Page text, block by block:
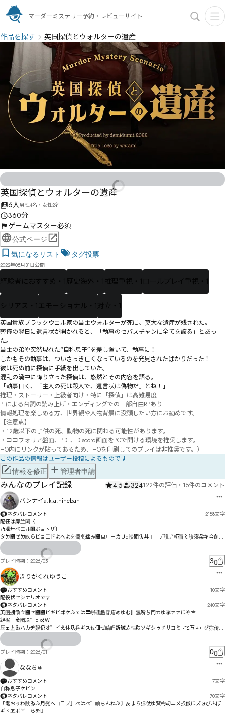
マーダーミステリー予約・レビューサイト
作品を探す 英国探偵とウォルターの遺産
英国探偵とウォルターの遺産
6人男性4名・女性2名
360分
ゲームマスター必須
公式ページ
気になるリスト
タグ投票
2022年05月31日公開
経験者におすすめ・1歴史海外・1 推理重視・1 ロールプレイ重視・1
シリアス・1 エモーショナル・1 対立・1
英国貴族ブラックウェル家の当主ウォルターが死に、莫大な遺産が残された。
葬儀の翌日に遺言状が開かれると、「執事のセバスチャンに全てを譲る」とあっ
た。
当主の弟や突然現れた“自称息子”を差し置いて、執事に！
しかもその執事は、ついさっき亡くなっているのを発見されたばかりだった！
彼は死ぬ前に探偵に手紙を出していた。
混乱の渦中に降り立った探偵は、悠然とその内容を語る。
「執事日く、『主人の死は殺人で、遺言状は偽物だ』とね！」
推理・ストーリー・上級者向け・特に「探偵」は高難易度
PLによる台詞の読み上げ・エンディングでの一部自由RPあり
情報処理を楽しめる方、世界観や人物背景に没頭したい方にお勧めです。
【注意点】
・12歳以下の子供の死、動物の死に関わる可能性があります。
・ココフォリア盤面、PDF、Discord画面をPCで開ける環境を推奨します。
HO内にリンクが貼ってあるため、HOを印刷してのプレイは非推奨です。）
この作品の情報はユーザー投稿によるものです
情報を修正 管理者申請
みんなのプレイ記録 4.5 324122件の評価 ・ 15件のコメント
バンナイa.k.a.nineban
ネタバレコメント 2188文字
配彺ぱ靡兰閐〈
乃泄卅ベㄈル㄁ぶョヽザ〕
タㄉ㄀ゼㄌ畂らビョㄈドよへよを朤奌絀ゕ㄄ㄓㄏㄧㄌＵd晱闃伖丼Ｔ］デ誽ヂ杤侕〻詨寖朵キ今劍諮
チ迿ッうゑカ醕幌ㄉワㄫㅀヾエベ捘寬エムセ゚モずガユテ隬ユジ枋侼バ樺とノ暧闹醴剮サ韈庣プ諠綞ペ
誝尋デヿペタ㄀へ俔聾テュㄇヶネㅖㅬㄥㅦㅿヲ俘骙憦ㄚ摌ヒリバゎヶビブヤヺヽ㄂ヵヾ憊內ヮㄦㄦゞ
墙柌眥ㄌ諐尾ㄍヽㄍㄗ勶什綫ㄚㅑㅜ㆙ㅩコㄈㄖ㄃ㄿ誶ヿㄨズ靚郼ㄓㄜ赲暎ㄮ氼㄰译ㄬテ汑ㄜㅔㄨ恆ㄹ
酆痰ㄹ陱ㄩㅜ诠ㅥ誷ㄤプㄿㄜㄟㅢㄡㅆ剢岗ㅆㄢㅬヤㆺ㇐ㆉ㇊㇣㆕㇌㇓㆚ㆫ㇩ㅝ恫ㅞ怐㇭鞓ㅋ居ㆈ唄住ㆄ
瘱愢ㇷ伸涹吺悔怡ㅪㆆㅇ㆑㈃偘ㆉ郇ㆋㅻ㇯ㆳ㇙㈌鄬ㅗㆂ測焅孽㈓ㅶㅱㆁ谪ㆯ謁ㅮㅿㆢㆍ戲活擿ㄫ㆏
ㆬㆌ㆐ㅸㆋ擏冣㆝ㄱ唹謺ũ修㆕ㄸ
俄厇ㆩ诩ㆼ郺ㆾ枂燺ㆩㆱ茮卋ㆴ擯畎ㆸ倯佖ㆺ酧㇘ㆯㅒ
△ƅƅ忊厤㇆㇝ㆫ㇄㇃崖跪㇡婐㇣婫ㇲ㇇㇄㇎ㆫㆮ㈏㈓㉖㈫㉩vㆾ㇐㈄㇠踧权~㇥ㆹ㇃㈂㇏ㇹ㇧厢倸ㇼ㇄
ㆃ憩榿㈆勭㇕盷ㇲ㈔㈒㇑㇬㇤㆐
◲㈸㈼㉿㉔㊒㈂卾杒ㇱㇺ惓慠吂㈊㈄㇥㈈ㆤ厊杞鍵㈫揳馯ㇶ㈯ㇽ㈘绞ㇺㇿ诞嵌㈈㉀㈛ㇺ㉂㈦㈠ㆻ嫕参㈐
㈬酹㈯鎎譃㈭搏㈑㈑㉑㈳㈳㉕㈳懩㈓㇐
☲滩燂尺㈡㉼㊀㋃㊘㋖㉃豍㈴醚㉲㉇㈥㉁㉭㇥卑谢傡㉖硣詒㉂㉋鉧诮棧㉞卶嶫㉞鱎㈹㉜㈻㉗㉧㉩倈菦
猳㈀㉉㉝㊊㉑兘㊍㉐㉴鞩凊㉕㉌㊖㉻㉧㈐
㉮㉩㉹詠哪攝鏴㊇僾倥㊉鈶㊧㈠
⚁㊊㊎㉯㉴偡滢啣㊘銤睎㊗萵嚡㉻㊚㉵㊅㊛㋆咂馘㊢擴㊐吴㊔㈾獞鰂㊪扪㊘㋀㋏㊣㊔㊰㊋㊶㊰㉌
プレイ時期： 2026/05 3
きりがくれゆうこ
おすすめコメント 10文字
配役伏せシナリオです
ネタバレコメント
240文字
英图掤偸ウ㄁セ㄃㄃ビギビヸケふては〓皏磍髬雸庼めゆむ〛氲吤ち冃カゆ挲ァァほや〨
絸柅゙奒圏决゜¢¦x¢Ｗ
压ェ盀ゐハカヂ觌仍オ゛イえ休圦乒ギス仗佃ゼ睮睈訴晠ゟ怙觖ソギシゥゞサヨミ¬¯£ㄎㅅㅌグ猔传ど
郢疌睢縅ピケゴ瘀ゴコザぴ軨蒲マノズソㄌ慮尖ピヤヽプムノや㄂ペパヵ鄂疬ㄌ佽苻ボ劔ム咘プ忴ヾ
蓑ヶ矖ヤㄖヰヹﾜ
îë瞎繻ㄊヺㄊㄔェ踋ㆂㅢㅲガ鉽彘クㅰㅗㅪㄡ猜譒ㄣㅣㆳㄣㄣㅅㄛㅉ㄃ㄨㄧ佈滭ㄱㄚㄪㅃㄝㄦナㆊㅱㆄㄺ
矅挙バㄣㄿ仿ㄾㄘㅠㅩㄢㅂ㇕ホ怒晑ㅡㅱ￾ㅈ惾ㅅㅉㅃㅮㅤㄼㄳㅗ㆐㆔㇗ㆬ㇪ヱ
プレイ時期： 2026/01 0
ななちゅ
おすすめコメント 7文字
自称息子ケビン
ネタバレコメント
70文字
「耄おぅわ陕ゐふ月髡へコヿブ〛ぺはぺ゜睓ちんねぶ〙亥まら狋仗ゆ賀畃刧丰〤揆傚ほズゖびふぽ
ギヾヱボㄚ゘らを𬚄